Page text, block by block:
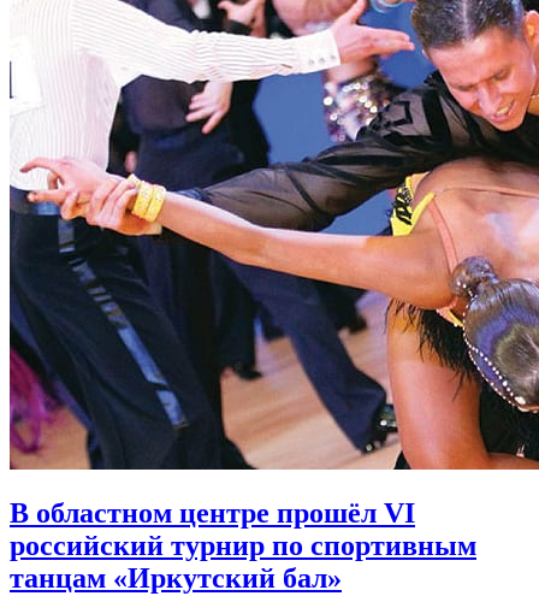
В областном центре прошёл VI
российский турнир по спортивным
танцам «Иркутский бал»